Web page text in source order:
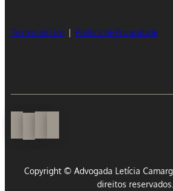
Termos de Uso | Política de Privacidade
Copyright © Advogada Letícia
direitos reservados.